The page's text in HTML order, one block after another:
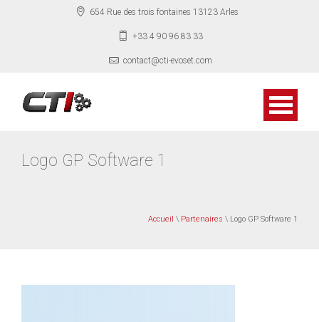
654 Rue des trois fontaines 13123 Arles
+33 4 90 96 83 33
contact@cti-evoset.com
Logo GP Software 1
Accueil \ Partenaires \ Logo GP Software 1